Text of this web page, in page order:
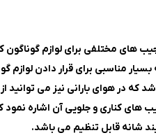
های مختلفی برای لوازم
در هوای بارانی نیز می توانید از
و جلویی آن اشاره نمود که
شانه قابل تنظیم می باشد.